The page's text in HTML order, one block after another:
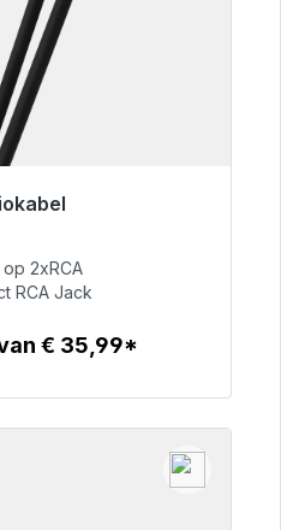
verzending, levertijd
2xRCA
RCA Jack
€ 35,99*